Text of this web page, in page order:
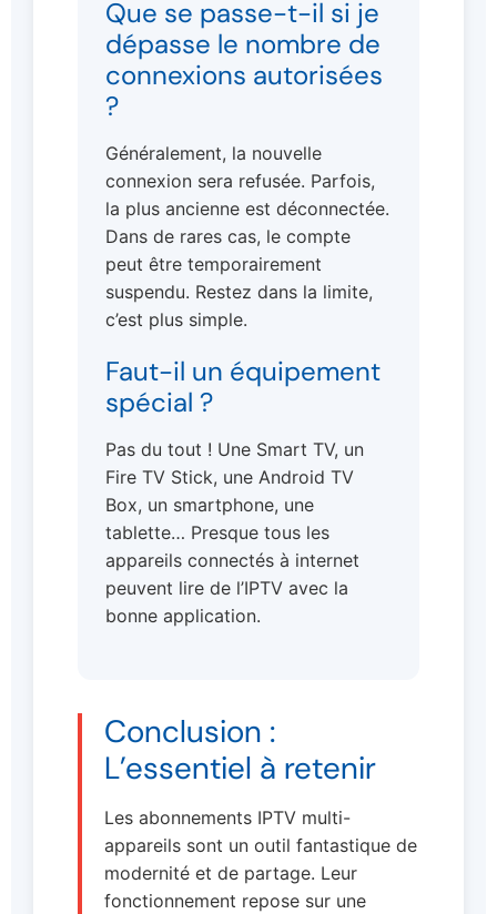
Que se passe-t-il si je
dépasse le nombre de
connexions autorisées
?
Généralement, la nouvelle
connexion sera refusée. Parfois,
la plus ancienne est déconnectée.
Dans de rares cas, le compte
peut être temporairement
suspendu. Restez dans la limite,
c’est plus simple.
Faut-il un équipement
spécial ?
Pas du tout ! Une Smart TV, un
Fire TV Stick, une Android TV
Box, un smartphone, une
tablette… Presque tous les
appareils connectés à internet
peuvent lire de l’IPTV avec la
bonne application.
Conclusion :
L’essentiel à retenir
Les abonnements IPTV multi-
appareils sont un outil fantastique de
modernité et de partage. Leur
fonctionnement repose sur une